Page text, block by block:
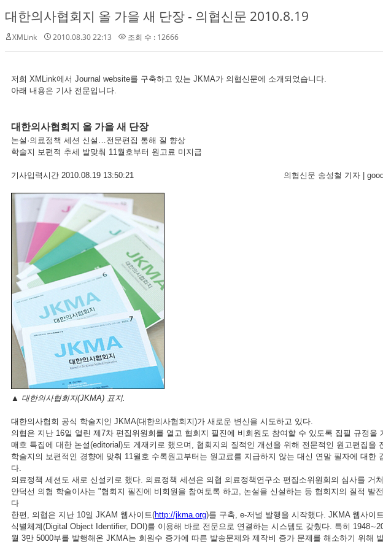
대한의사협회지 올 가을 새 단장 - 의협신문 2010.8.19
XMLink 2010.08.30 22:13 조회 수 : 12666
저희 XMLink에서 Journal website를 구축하고 있는 JKMA가 의협신문에 소개되었습니다.
아래 내용은 기사 전문입니다.
대한의사협회지 올 가을 새 단장
논설·의료정책 세션 신설…전문편집 통해 질 향상
학술지 보편적 추세 발맞춰 11월호부터 원고료 미지급
기사입력시간 2010.08.19 13:50:21 의협신문 송성철 기자 |
▲ 대한의사협회지(JKMA) 표지.
대한의사협회 공식 학술지인 JKMA(대한의사협회지)가 새로운 변신을 시도하고 있다.
의협은 지난 16일 열린 제7차 편집위원회를 열고 협회지 필진에 비회원도 참여할 수 있도록 집필 규정을
매호 특집에 대한 논설(editorial)도 게재키로 했으며, 협회지의 질적인 개선을 위해 전문적인 원고편집을
학술지의 보편적인 경향에 맞춰 11월호 수록원고부터는 원고료를 지급하지 않는 대신 연말 필자에 대
다.
의료정책 세션도 새로 신설키로 했다. 의료정책 세션은 의협 의료정책연구소 편집소위원회의 심사를
안덕선 의협 학술이사는 "협회지 필진에 비회원을 참여토록 하고, 논설을 신설하는 등 협회지의 질적
다
한편, 의협은 지난 10일 JKAM 웹사이트(http://jkma.org)를 구축, e-저널 발행을 시작했다. JKMA 웹사이
식별체계(Digital Object Identifier, DOI)를 이용해 바로 전문으로 연결하는 시스템도 갖췄다. 특히
월 3만 5000부를 발행해온 JKMA는 회원수 증가에 따른 발송문제와 제작비 증가 문제를 해소하기 위해